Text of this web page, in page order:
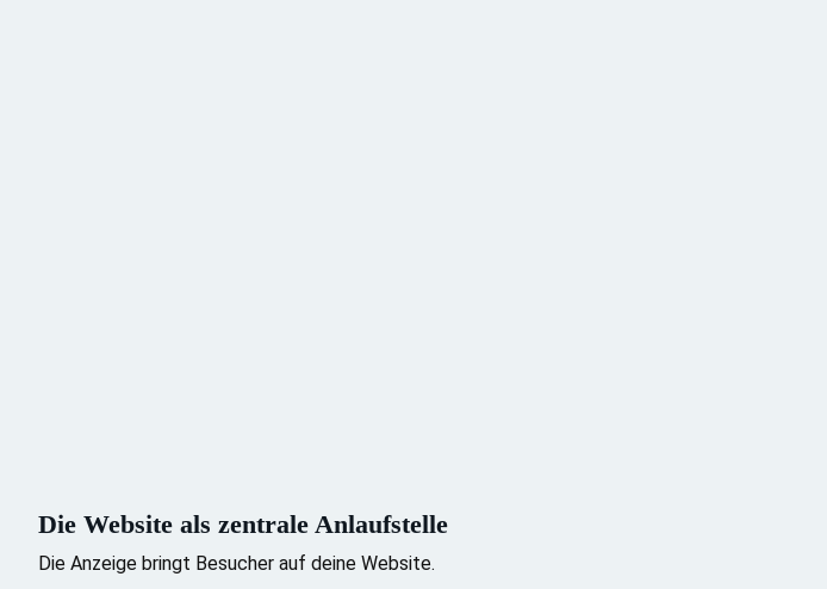
Die Website als zentrale Anlaufstelle
Die Anzeige bringt Besucher auf deine Website.